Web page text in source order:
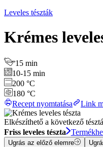
Leveles tészták
Krémes
15 min
10-15 min
200 °C
180 °C
Recept nyomtatása
Link
Elkészíthető a következő
Friss leveles tészta
Ugrás az előző elemre